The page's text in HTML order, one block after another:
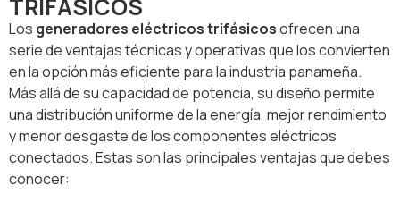
TRIFÁSICOS
Los generadores eléctricos trifásicosofrecen una
serie de ventajas técnicas y operativas que los convierten
en la opción más eficiente para la industria panameña.
Más allá de su capacidad de potencia, su diseño permite
una distribución uniforme de la energía, mejor rendimiento
y menor desgaste de los componentes eléctricos
conectados. Estas son las principales ventajas que debes
conocer: